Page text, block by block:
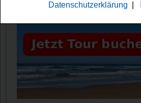
Datenschutzerklärung